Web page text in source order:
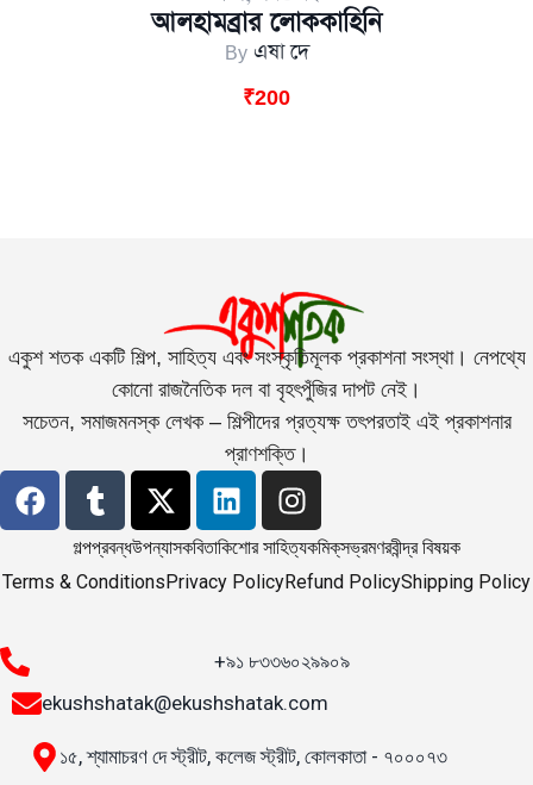
আলহামব্রার লোককাহিনি
By এষা দে
₹200
একুশ শতক একটি শিল্প, সাহিত্য এবং সংস্কৃতিমূলক প্রকাশনা সংস্থা। নেপথ্যে
কোনো রাজনৈতিক দল বা বৃহৎপুঁজির দাপট নেই।
সচেতন, সমাজমনস্ক লেখক – শিল্পীদের প্রত্যক্ষ তৎপরতাই এই প্রকাশনার
প্রাণশক্তি।
গল্পপ্রবন্ধউপন্যাসকবিতাকিশোর সাহিত্যকমিক্‌সভ্রমণরবীন্দ্র বিষয়ক
Terms & ConditionsPrivacy PolicyRefund PolicyShipping Policy
+৯১ ৮৩৩৬০২৯৯০৯
ekushshatak@ekushshatak.com
১৫, শ্যামাচরণ দে স্ট্রীট, কলেজ স্ট্রীট, কোলকাতা - ৭০০০৭৩